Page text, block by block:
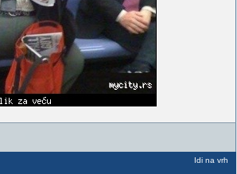
Idi na vrh